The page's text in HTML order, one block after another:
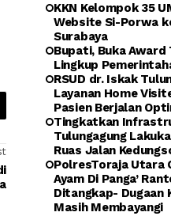
KKN Kelompok 35
Website Si-Porwa
Surabaya
Bupati, Buka Award
Lingkup
RSUD dr. Iskak
Layanan Home
Pasien Berjalan
Tingkatkan
Tulungagung
Ruas Jalan
PolresToraja Utara
Ayam Di Panga’
Ditangkap- Dugaan
Masih Membayangi